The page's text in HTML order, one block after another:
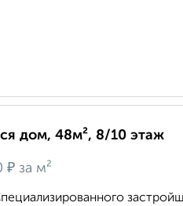
дом, 48м², 8/10 этаж
₽ за м²